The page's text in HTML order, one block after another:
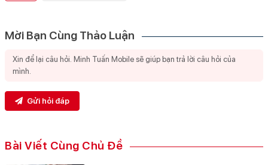
Mời Bạn Cùng Thảo Luận
Gửi hỏi đáp
Bài Viết Cùng Chủ Đề